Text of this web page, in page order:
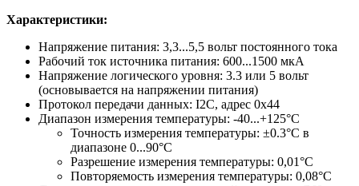
Характеристики:
Напряжение питания: 3,3...5,5 вольт постоянного тока
Рабочий ток источника питания: 600...1500 мкА
Напряжение логического уровня: 3.3 или 5 вольт
(основывается на напряжении питания)
Протокол передачи данных: I2C, адрес 0x44
Диапазон измерения температуры: -40...+125°С
Точность измерения температуры: ±0.3°C в
диапазоне 0...90°С
Разрешение измерения температуры: 0,01°С
Повторяемость измерения температуры: 0,08°С